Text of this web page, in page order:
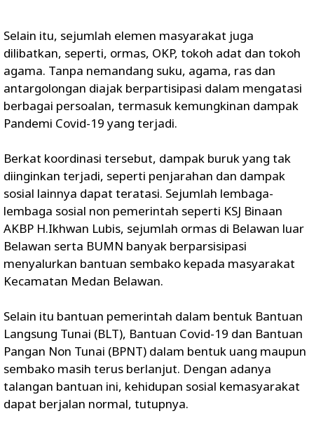
Selain itu, sejumlah elemen masyarakat juga
dilibatkan, seperti, ormas, OKP, tokoh adat dan tokoh
agama. Tanpa nemandang suku, agama, ras dan
antargolongan diajak berpartisipasi dalam mengatasi
berbagai persoalan, termasuk kemungkinan dampak
Pandemi Covid-19 yang terjadi.
Berkat koordinasi tersebut, dampak buruk yang tak
diinginkan terjadi, seperti penjarahan dan dampak
sosial lainnya dapat teratasi. Sejumlah lembaga-
lembaga sosial non pemerintah seperti KSJ Binaan
AKBP H.Ikhwan Lubis, sejumlah ormas di Belawan luar
Belawan serta BUMN banyak berparsisipasi
menyalurkan bantuan sembako kepada masyarakat
Kecamatan Medan Belawan.
Selain itu bantuan pemerintah dalam bentuk Bantuan
Langsung Tunai (BLT), Bantuan Covid-19 dan Bantuan
Pangan Non Tunai (BPNT) dalam bentuk uang maupun
sembako masih terus berlanjut. Dengan adanya
talangan bantuan ini, kehidupan sosial kemasyarakat
dapat berjalan normal, tutupnya.